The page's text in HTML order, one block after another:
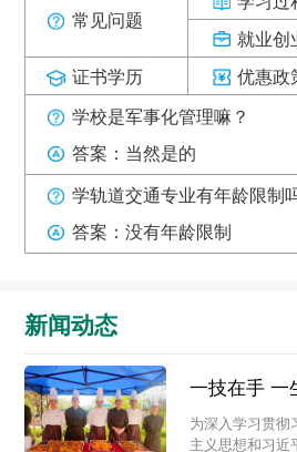
常见问题
就业创
证书学历
优惠政
学校是军事化管理嘛？
答案：当然是的
学轨道交通专业有年龄限制
答案：没有年龄限制
新闻动态
为深入学习贯彻
主义思想和习近